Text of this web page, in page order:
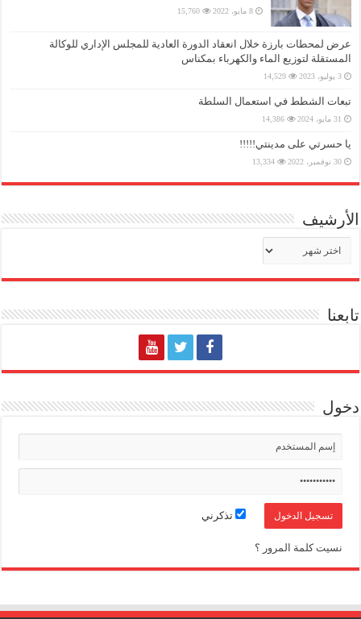
8 مايو، 2022 15,760
عرض لمحطات بارزة خلال انعقاد الدورة العادية للمجلس الإداري للوكالة
المستقلة لتوزيع الماء والكهرباء بمكناس
3 يوليو، 2023 14,529
تبعات الشطط في استعمال السلطة
31 مايو، 2024 14,386
يا حسرتي على مدينتي!!!!!
30 نوفمبر، 2022 13,334
الأرشيف
تابعنا
دخول
تذكرني
نسيت كلمة المرور ؟